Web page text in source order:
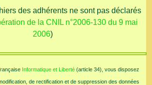
des adhérents ne sont pas déclarés
de la CNIL n°2006-130 du 9 mai
2006)
Informatique et Liberté (article 34), vous disposez
de rectification et de suppression des données